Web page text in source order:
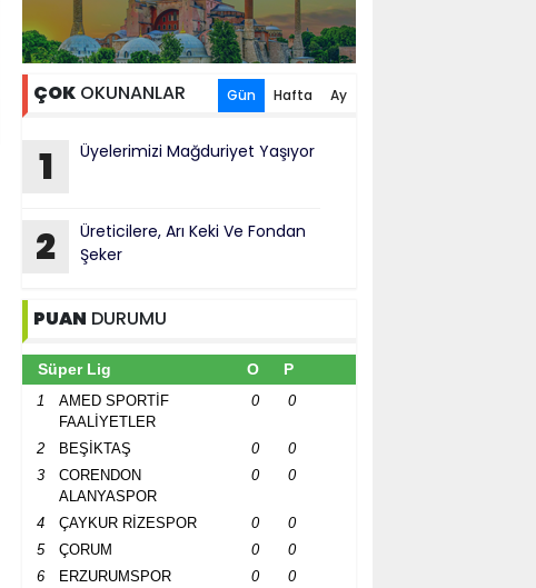
ÇOK OKUNANLAR Gün Hafta Ay
1 Üyelerimizi Mağduriyet Yaşıyor
2
Üreticilere, Arı Keki Ve Fondan
Şeker
PUAN DURUMU
Süper Lig O P
1
AMED SPORTİF
FAALİYETLER
0 0
2 BEŞİKTAŞ 0
0
3
CORENDON
ALANYASPOR
0 0
4 ÇAYKUR RİZESPOR 0
0
5
ÇORUM 0
0
6
ERZURUMSPOR 0
0